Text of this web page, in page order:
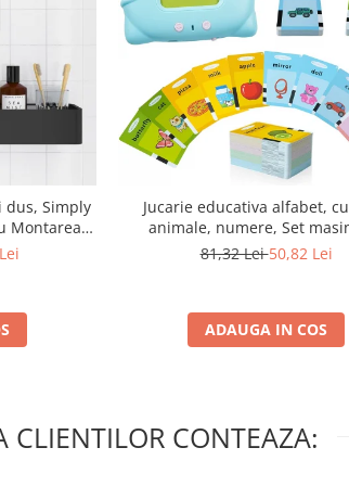
dus, Simply
Montarea
12 x 6 cm,
Jucarie educativa alfabet,
animale, numere, Set
invatare cu cititor de carduri,
Albas
81,32 Lei50,82 Lei
ADAUGA IN COS
CLIENTILOR CONTEAZA: